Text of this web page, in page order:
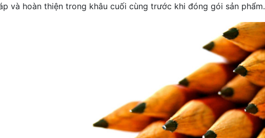
và hoàn thiện trong khâu cuối cùng trước khi đóng gói sản phẩm.